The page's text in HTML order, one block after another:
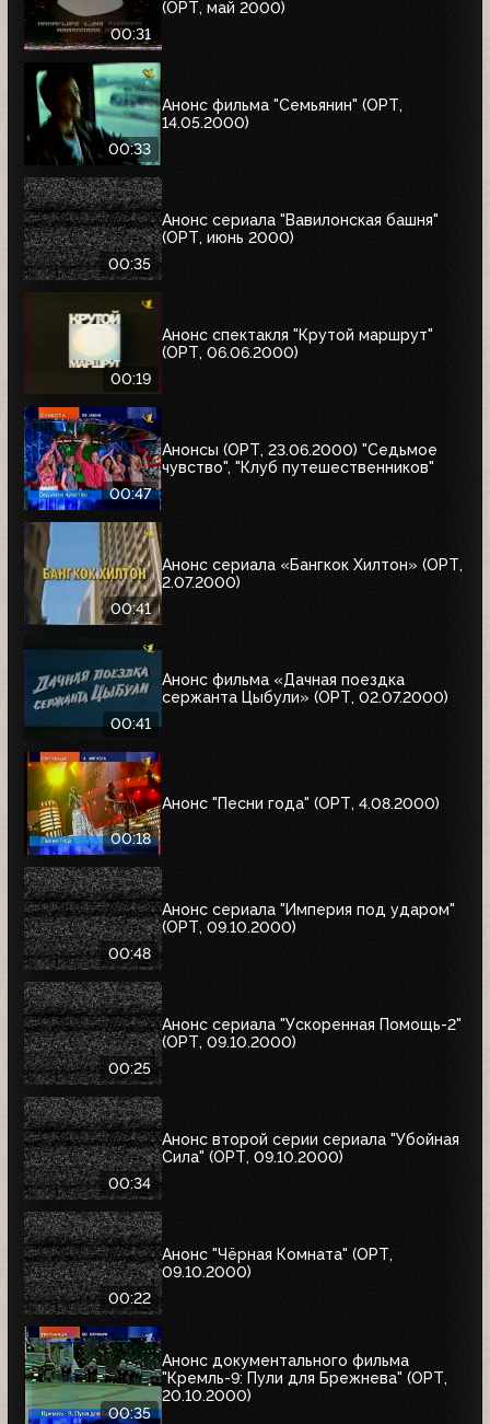
00:31
(ОРТ, май 2000)
00:33
Анонс фильма "Семьянин" (ОРТ,
14.05.2000)
00:35
Анонс сериала "Вавилонская башня"
(ОРТ, июнь 2000)
00:19
Анонс спектакля "Крутой маршрут"
(ОРТ, 06.06.2000)
00:47
Анонсы (ОРТ, 23.06.2000) "Седьмое
чувство", "Клуб путешественников"
00:41
Анонс сериала «Бангкок Хилтон» (ОРТ,
2.07.2000)
00:41
Анонс фильма «Дачная поездка
сержанта Цыбули» (ОРТ, 02.07.2000)
00:18
Анонс "Песни года" (ОРТ, 4.08.2000)
00:48
Анонс сериала "Империя под ударом"
(ОРТ, 09.10.2000)
00:25
Анонс сериала "Ускоренная Помощь-2"
(ОРТ, 09.10.2000)
00:34
Анонс второй серии сериала "Убойная
Сила" (ОРТ, 09.10.2000)
00:22
Анонс "Чёрная Комната" (ОРТ,
09.10.2000)
00:35
Анонс документального фильма
"Кремль-9: Пули для Брежнева" (ОРТ,
20.10.2000)